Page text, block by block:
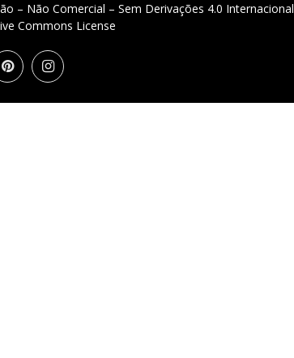
– Não Comercial – Sem Derivações 4.0 Internacional
Commons License